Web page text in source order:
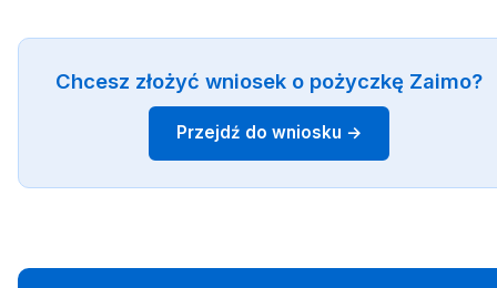
Chcesz złożyć wniosek o pożyczkę Zaimo?
Przejdź do wniosku →